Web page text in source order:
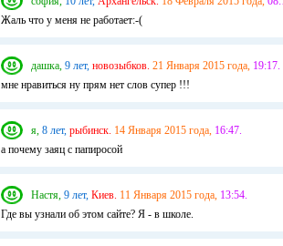
Жаль что у меня не работает:-(
дашка, 9 лет, новозыбков. 21 Января 2015 года, 19:17.
мне нравиться ну прям нет слов супер !!!
я, 8 лет, рыбинск. 14 Января 2015 года, 16:47.
а почему заяц с папиросой
Настя, 9 лет, Киев. 11 Января 2015 года, 13:54.
Где вы узнали об этом сайте? Я - в школе.